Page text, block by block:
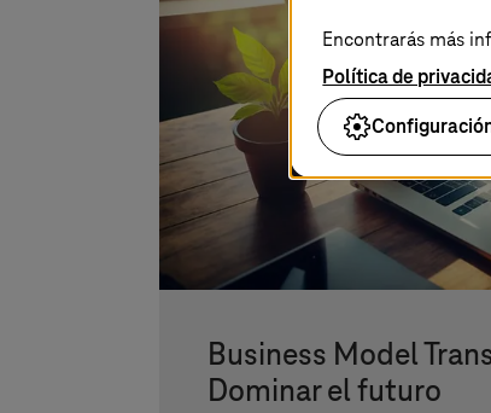
Business Model
Dominar el futuro
Encontrarás más
Política de